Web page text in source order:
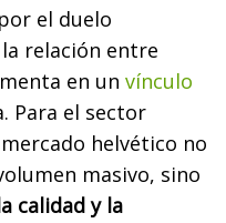
el duelo
relación entre
en un vínculo
Para el sector
helvético no
masivo, sino
calidad y la